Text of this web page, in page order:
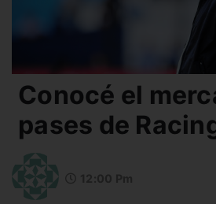
Conocé el
pases de